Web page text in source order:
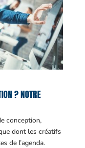
? NOTRE
conception,
dont les créatifs
de l’agenda.